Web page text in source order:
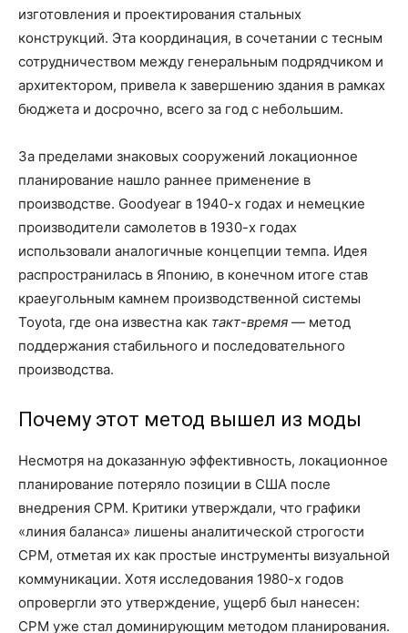
изготовления и проектирования стальных
конструкций. Эта координация, в сочетании с тесным
сотрудничеством между генеральным подрядчиком и
архитектором, привела к завершению здания в рамках
бюджета и досрочно, всего за год с небольшим.
За пределами знаковых сооружений локационное
планирование нашло раннее применение в
производстве. Goodyear в 1940-х годах и немецкие
производители самолетов в 1930-х годах
использовали аналогичные концепции темпа. Идея
распространилась в Японию, в конечном итоге став
краеугольным камнем производственной системы
Toyota, где она известна как такт-время — метод
поддержания стабильного и последовательного
производства.
Почему этот метод вышел из моды
Несмотря на доказанную эффективность, локационное
планирование потеряло позиции в США после
внедрения CPM. Критики утверждали, что графики
«линия баланса» лишены аналитической строгости
CPM, отметая их как простые инструменты визуальной
коммуникации. Хотя исследования 1980-х годов
опровергли это утверждение, ущерб был нанесен:
CPM уже стал доминирующим методом планирования.